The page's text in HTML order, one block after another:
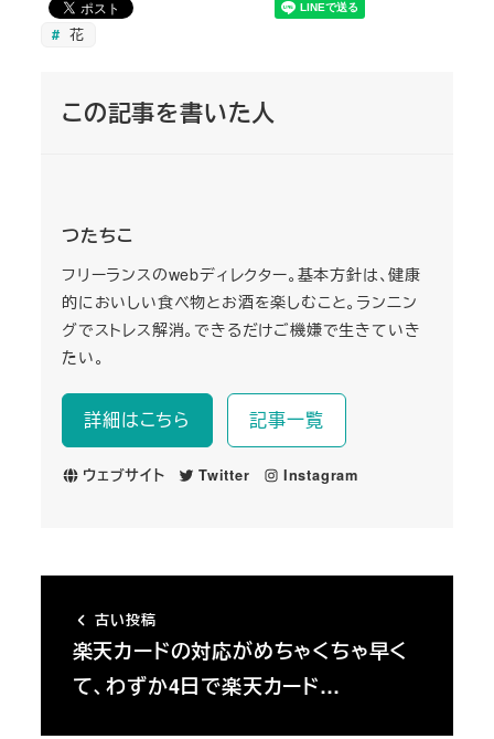
花
この記事を書いた人
つたちこ
フリーランスのwebディレクター。基本方針は、健康
的においしい食べ物とお酒を楽しむこと。ランニン
グでストレス解消。できるだけご機嫌で生きていき
たい。
詳細はこちら 記事一覧
ウェブサイト Twitter Instagram
古い投稿
楽天カードの対応がめちゃくちゃ早く
て、わずか4日で楽天カード…